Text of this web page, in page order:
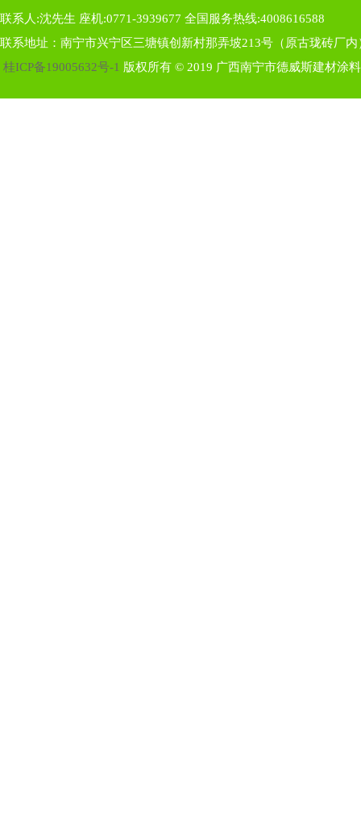
联系人:沈先生 座机:0771-3939677 全国服务热线:4008616588
联系地址：南宁市兴宁区三塘镇创新村那弄坡213号（原古珑砖厂内
桂ICP备19005632号-1 版权所有 © 2019 广西南宁市德威斯建材涂